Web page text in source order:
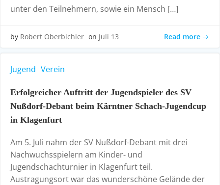
unter den Teilnehmern, sowie ein Mensch […]
by Robert Oberbichler on Juli 13 Read more
Jugend Verein
Erfolgreicher Auftritt der Jugendspieler des SV
Nußdorf-Debant beim Kärntner Schach-Jugendcup
in Klagenfurt
Am 5. Juli nahm der SV Nußdorf-Debant mit drei
Nachwuchsspielern am Kinder- und
Jugendschachturnier in Klagenfurt teil.
Austragungsort war das wunderschöne Gelände der